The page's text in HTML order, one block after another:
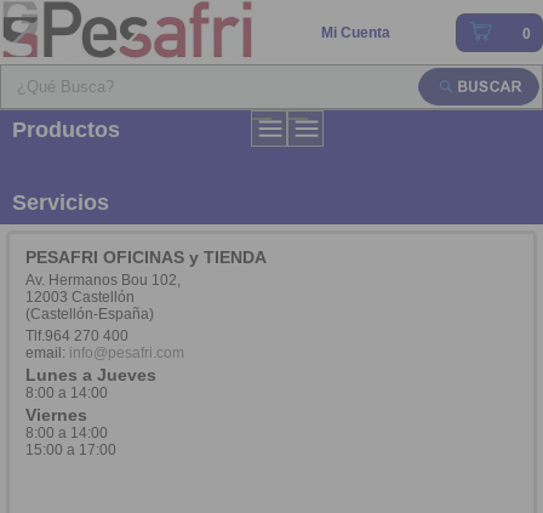
Mi Cuenta 0
Productos
Servicios
PESAFRI OFICINAS y TIENDA
Av. Hermanos Bou 102,
12003 Castellón
(Castellón-España)
Tlf.964 270 400
email: info@pesafri.com
Lunes a Jueves
8:00 a 14:00
Viernes
8:00 a 14:00
15:00 a 17:00